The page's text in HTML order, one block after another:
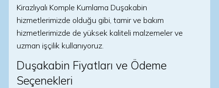
Kirazlıyalı Komple Kumlama Duşakabin
hizmetlerimizde olduğu gibi, tamir ve bakım
hizmetlerimizde de yüksek kaliteli malzemeler ve
uzman işçilik kullanıyoruz.
Duşakabin Fiyatları ve Ödeme
Seçenekleri